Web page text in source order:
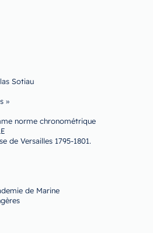
Sotiau
»
norme chronométrique
de Versailles 1795-1801.
de Marine